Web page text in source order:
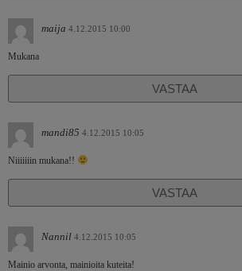
maija 4.12.2015 10:00
Mukana
VASTAA
mandi85 4.12.2015 10:05
Niiiiiiin mukana!!
VASTAA
Nannil 4.12.2015 10:05
Mainio arvonta, mainioita kuteita!